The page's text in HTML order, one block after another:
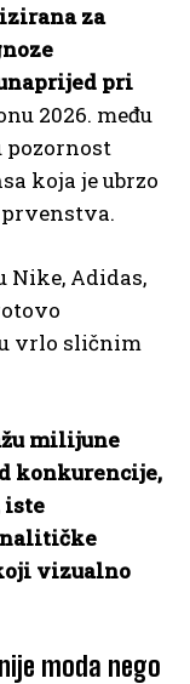
za
pri
2026. među
pozornost
koja je ubrzo
Nike, Adidas,
vrlo sličnim
milijune
konkurencije,
iste
vizualno
moda nego